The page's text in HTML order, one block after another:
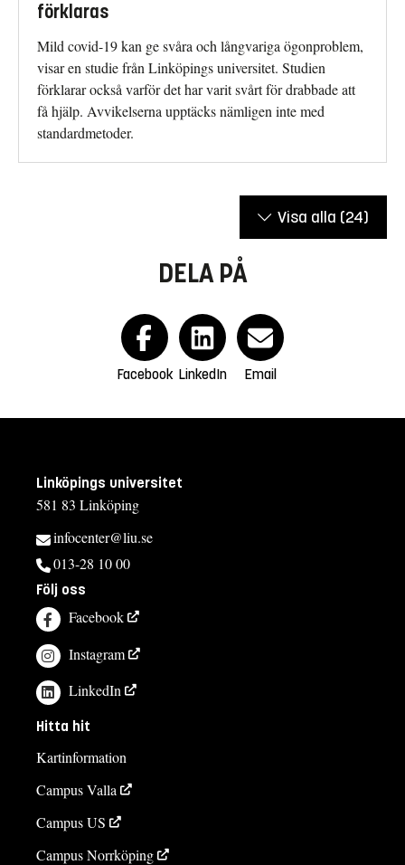
förklaras
Mild covid-19 kan ge svåra och långvariga ögonproblem,
visar en studie från Linköpings universitet. Studien
förklarar också varför det har varit svårt för drabbade att
få hjälp. Avvikelserna upptäcks nämligen inte med
standardmetoder.
Visa alla (24)
DELA PÅ
Facebook LinkedIn Email
Linköpings universitet
581 83 Linköping
infocenter@liu.se
013-28 10 00
Följ oss
Facebook
Instagram
LinkedIn
Hitta hit
Kartinformation
Campus Valla
Campus US
Campus Norrköping